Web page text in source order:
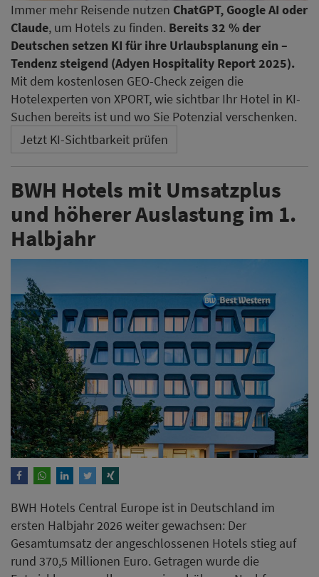
Immer mehr Reisende nutzen ChatGPT, Google AI oder
Claude, um Hotels zu finden. Bereits 32 % der
Deutschen setzen KI für ihre Urlaubsplanung ein –
Tendenz steigend (Adyen Hospitality Report 2025).
Mit dem kostenlosen GEO-Check zeigen die
Hotelexperten von XPORT, wie sichtbar Ihr Hotel in KI-
Suchen bereits ist und wo Sie Potenzial verschenken.
Jetzt KI-Sichtbarkeit prüfen
BWH Hotels mit Umsatzplus
und höherer Auslastung im 1.
Halbjahr
BWH Hotels Central Europe ist in Deutschland im
ersten Halbjahr 2026 weiter gewachsen: Der
Gesamtumsatz der angeschlossenen Hotels stieg auf
rund 370,5 Millionen Euro. Getragen wurde die